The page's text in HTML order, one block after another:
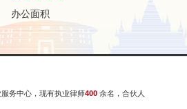
办公面积
务中心，现有执业律师400 余名 ，合伙人